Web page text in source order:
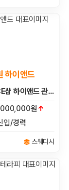
하이앤드
최고의 ACE샵 하이앤드 관리사구인
원 ↑
입/경력
스웨디시